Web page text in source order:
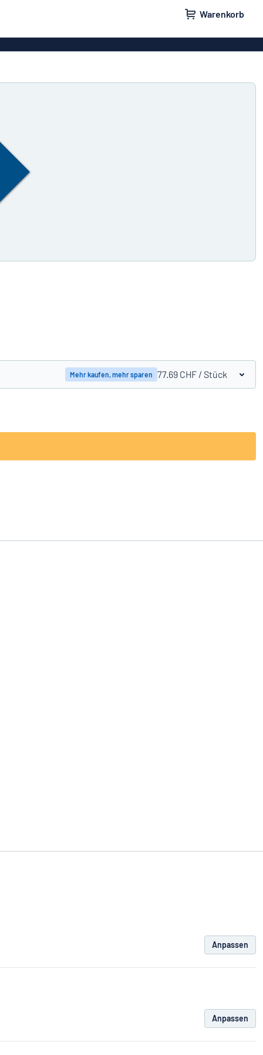
Warenkorb
Türschilder
Mehr kaufen, mehr sparen 77.69 CHF / Stück
Anpassen
Anpassen